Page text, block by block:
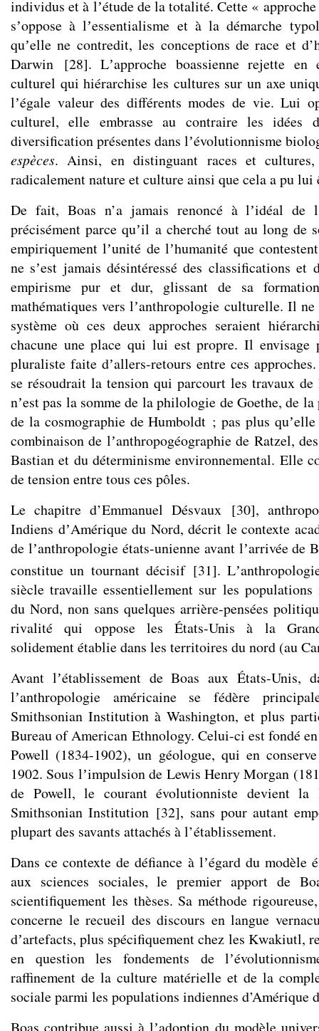
individus et à lʼétude de la totalité. Cette «
sʼoppose à lʼessentialisme et à la démarche
quʼelle ne contredit, les conceptions de race et
Darwin [28]. Lʼapproche boassienne rejette en
culturel qui hiérarchise les cultures sur un axe
lʼégale valeur des différents modes de vie. Lui
culturel, elle embrasse au contraire les idées
diversification présentes dans lʼévolutionnisme
espèces. Ainsi, en distinguant races et
radicalement nature et culture ainsi que cela a pu lui
De fait, Boas n’a jamais renoncé à lʼidéal de
précisément parce quʼil a cherché tout au long de
empiriquement lʼunité de lʼhumanité que
ne sʼest jamais désintéressé des classifications
empirisme pur et dur, glissant de sa
mathématiques vers lʼanthropologie culturelle. Il
système où ces deux approches seraient
chacune une place qui lui est propre. Il envisage
pluraliste faite dʼallers-retours entre ces
se résoudrait la tension qui parcourt les travaux de
nʼest pas la somme de la philologie de Goethe, de
de la cosmographie de Humboldt ; pas plus
combinaison de lʼanthropogéographie de Ratzel,
Bastian et du déterminisme environnemental. Elle
de tension entre tous ces pôles.
Le chapitre d’Emmanuel Désvaux [30],
Indiens dʼAmérique du Nord, décrit le contexte
de lʼanthropologie états-unienne avant lʼarrivée de
constitue un tournant décisif[31].
siècle travaille essentiellement sur les populations
du Nord, non sans quelques arrière-pensées
rivalité qui oppose les États-Unis à la
solidement établie dans les territoires du nord (au
Avant lʼétablissement de Boas aux États-Unis,
lʼanthropologie américaine se fédère
Smithsonian Institution à Washington, et plus
Bureau of American Ethnology. Celui-ci est fondé
Powell (1834-1902), un géologue, qui en
1902. Sous lʼimpulsion de Lewis Henry Morgan
de Powell, le courant évolutionniste devient
Smithsonian Institution [32], sans pour autant
plupart des savants attachés à l’établissement.
Dans ce contexte de défiance à lʼégard du modèle
aux sciences sociales, le premier apport de
scientifiquement les thèses. Sa méthode
concerne le recueil des discours en langue
dʼartefacts, plus spécifiquement chez les Kwakiutl,
en question les fondements de
raffinement de la culture matérielle et de la
sociale parmi les populations indiennes d’Amérique